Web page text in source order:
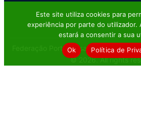
Federação Portuguesa de Tiro com
© 2026. All rights
Este site utiliza cookies para
experiência por parte do utilizador.
estará a consentir a sua
Ok
Política de